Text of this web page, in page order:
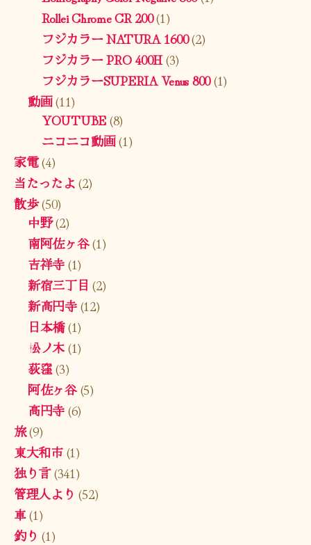
Rollei Chrome CR 200(1)
フジカラー NATURA 1600(2)
フジカラー PRO 400H(3)
フジカラーSUPERIA Venus 800(1)
動画(11)
YOUTUBE(8)
ニコニコ動画(1)
家電(4)
当たったよ(2)
散歩(50)
中野(2)
南阿佐ヶ谷(1)
吉祥寺(1)
新宿三丁目 (2)
新高円寺(12)
日本橋(1)
松ノ木(1)
荻窪(3)
阿佐ヶ谷(5)
高円寺(6)
旅(9)
東大和市(1)
独り言(341)
管理人より (52)
車(1)
釣り (1)